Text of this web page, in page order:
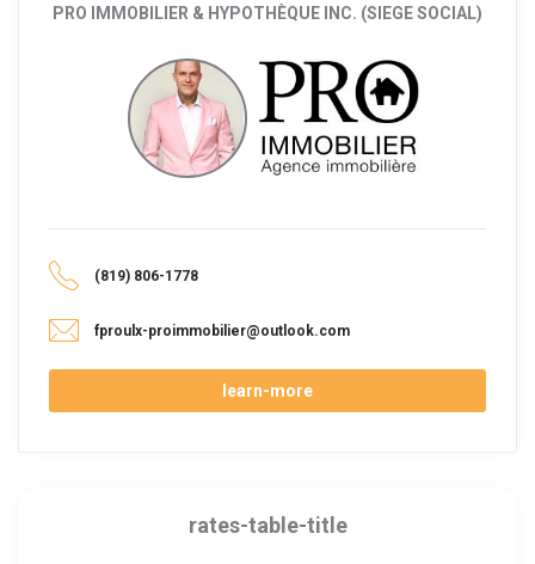
PRO IMMOBILIER & HYPOTHÈQUE INC. (SIEGE SOCIAL)
(819) 806-1778
fproulx-proimmobilier@outlook.com
learn-more
rates-table-title